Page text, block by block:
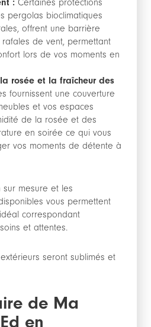
: Certaines protections
pergolas bioclimatiques
offrent une barrière
de vent, permettant
lors de vos moments en
rosée et la fraîcheur des
fournissent une couverture
et vos espaces
de la rosée et des
en soirée ce qui vous
vos moments de détente à
sur mesure et les
vous permettent
correspondant
et attentes.
seront sublimés et
de Ma
en